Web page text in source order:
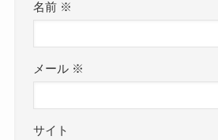
名前 ※
メール ※
サイト